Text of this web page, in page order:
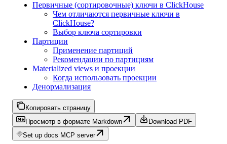
Первичные (сортировочные) ключи в ClickHouse
Чем отличаются первичные ключи в
ClickHouse?
Выбор ключа сортировки
Партиции
Применение партиций
Рекомендации по партициям
Materialized views и проекции
Когда использовать проекции
Денормализация
Копировать страницу
Просмотр в формате Markdown
Download PDF
Set up docs MCP server